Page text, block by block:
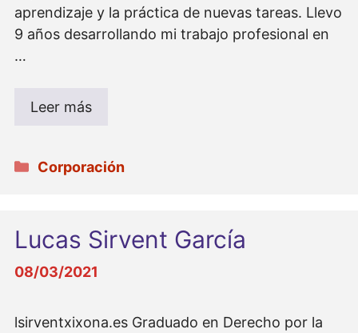
aprendizaje y la práctica de nuevas tareas. Llevo
9 años desarrollando mi trabajo profesional en
…
Leer más
Categorías
Corporación
Lucas Sirvent García
08/03/2021
lsirventxixona.es Graduado en Derecho por la